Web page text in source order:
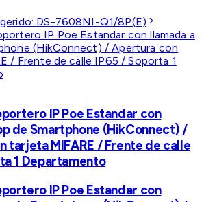
DS-7608NI-Q1/8P(E)
IP Poe Estandar con
de Smartphone (HikConnect) /
tarjeta MIFARE / Frente de calle
1 Departamento
IP Poe Estandar con